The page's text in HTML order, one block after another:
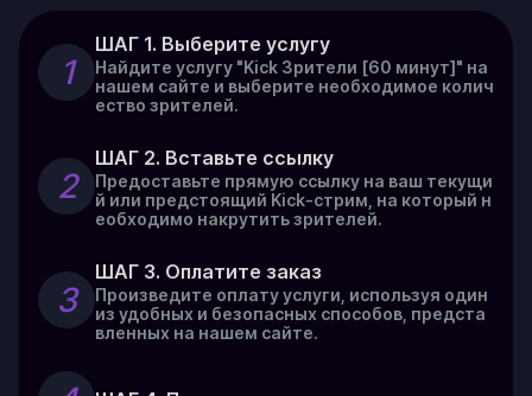
1
ШАГ 1. Выберите услугу
Найдите услугу "Kick Зрители [60 минут]" на
нашем сайте и выберите необходимое колич
ество зрителей.
2
ШАГ 2. Вставьте ссылку
Предоставьте прямую ссылку на ваш текущи
й или предстоящий Kick-стрим, на который н
еобходимо накрутить зрителей.
3
ШАГ 3. Оплатите заказ
Произведите оплату услуги, используя один
из удобных и безопасных способов, предста
вленных на нашем сайте.